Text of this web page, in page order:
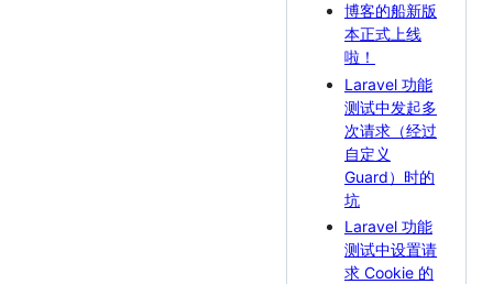
博客的船新版
本正式上线
啦！
Laravel 功能
测试中发起多
次请求（经过
自定义
Guard）时的
坑
Laravel 功能
测试中设置请
求 Cookie 的